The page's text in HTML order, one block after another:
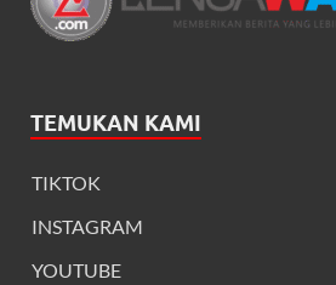
TEMUKAN KAMI
TIKTOK
INSTAGRAM
YOUTUBE